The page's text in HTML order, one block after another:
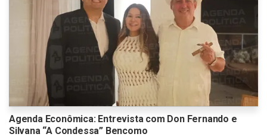
Agenda Econômica: Entrevista com Don Fernando e
Silvana “A Condessa” Bencomo